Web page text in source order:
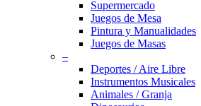
Supermercado
Juegos de Mesa
Pintura y Manualidades
Juegos de Masas
–
Deportes / Aire Libre
Instrumentos Musicales
Animales / Granja